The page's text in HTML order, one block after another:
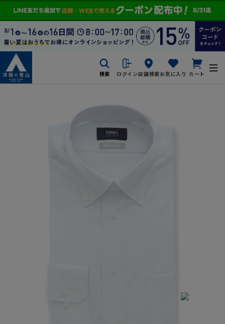
検索 ログイン店舗検索お気に入り カート